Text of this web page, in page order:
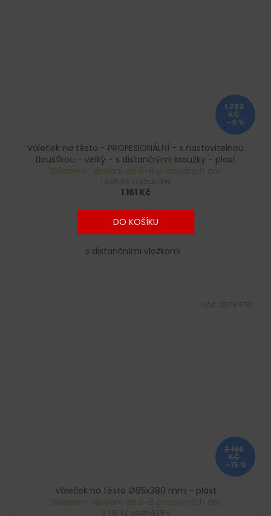
1 283
KČ
–9 %
Váleček na těsto - PROFESIONÁLNÍ - s nastavitelnou
tloušťkou - velký - s distančními kroužky - plast
Skladem : dodání do 6-8 pracovních dní
1 161 Kč
DO KOŠÍKU
s distančními vložkami
2 166
KČ
–15 %
Váleček na těsto Ø95x380 mm - plast
Skladem : dodání do 6-8 pracovních dní